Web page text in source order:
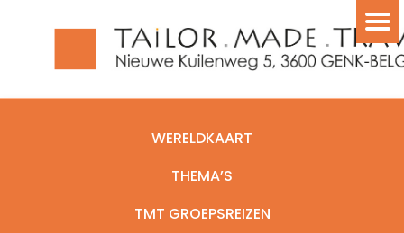
WERELDKAART
THEMA’S
TMT GROEPSREIZEN